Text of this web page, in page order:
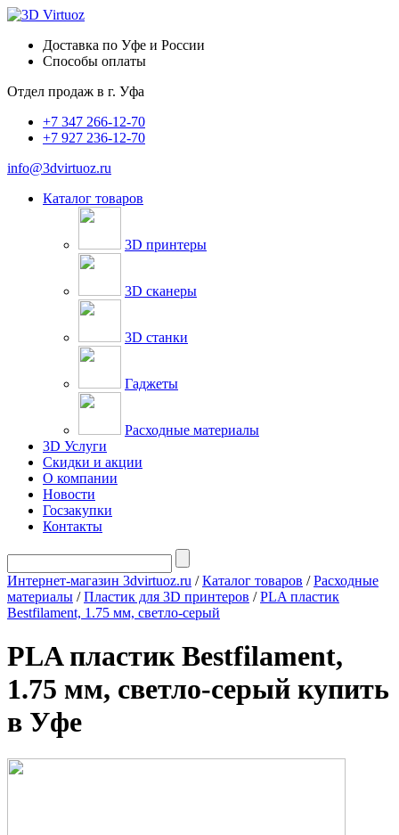
Доставка по Уфе и России
Способы оплаты
Отдел продаж в г. Уфа
+7 347 266-12-70
+7 927 236-12-70
info@3dvirtuoz.ru
Каталог товаров
3D принтеры
3D сканеры
3D станки
Гаджеты
Расходные материалы
3D Услуги
Скидки и акции
О компании
Новости
Госзакупки
Контакты
Интернет-магазин 3dvirtuoz.ru /Каталог товаров /Расходные
материалы /Пластик для 3D принтеров /PLA пластик
Bestfilament, 1.75 мм, светло-серый
PLA пластик Bestfilament,
1.75 мм, светло-серый купить
в Уфе